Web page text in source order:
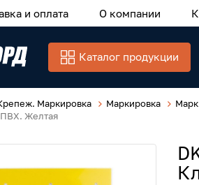
и оплата О компании
Каталог продукции
Маркировка Маркировка
Желтая